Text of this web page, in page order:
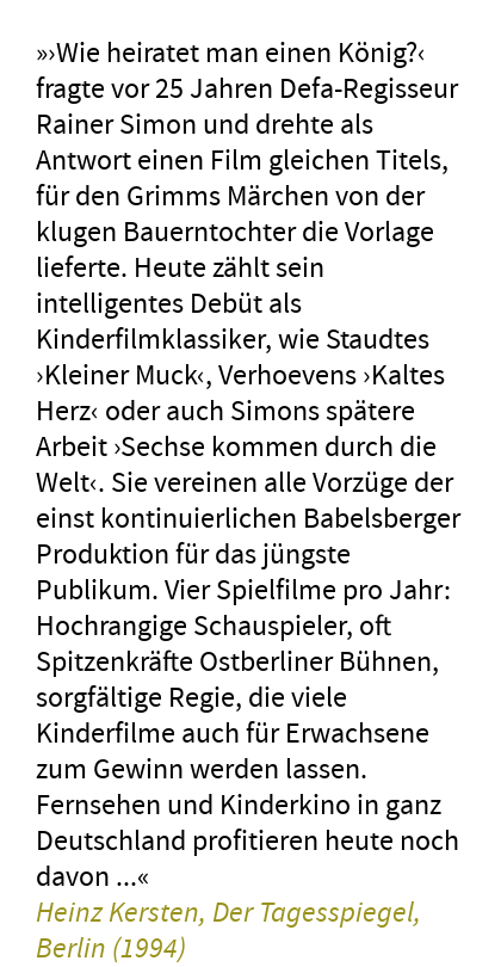
»›Wie heiratet man einen König?‹
fragte vor 25 Jahren Defa-Regisseur
Rainer Simon und drehte als
Antwort einen Film gleichen Titels,
für den Grimms Märchen von der
klugen Bauerntochter die Vorlage
lieferte. Heute zählt sein
intelligentes Debüt als
Kinderfilmklassiker, wie Staudtes
›Kleiner Muck‹, Verhoevens ›Kaltes
Herz‹ oder auch Simons spätere
Arbeit ›Sechse kommen durch die
Welt‹. Sie vereinen alle Vorzüge der
einst kontinuierlichen Babelsberger
Produktion für das jüngste
Publikum. Vier Spielfilme pro Jahr:
Hochrangige Schauspieler, oft
Spitzenkräfte Ostberliner Bühnen,
sorgfältige Regie, die viele
Kinderfilme auch für Erwachsene
zum Gewinn werden lassen.
Fernsehen und Kinderkino in ganz
Deutschland profitieren heute noch
davon ...«
Heinz Kersten, Der Tagesspiegel,
Berlin (1994)